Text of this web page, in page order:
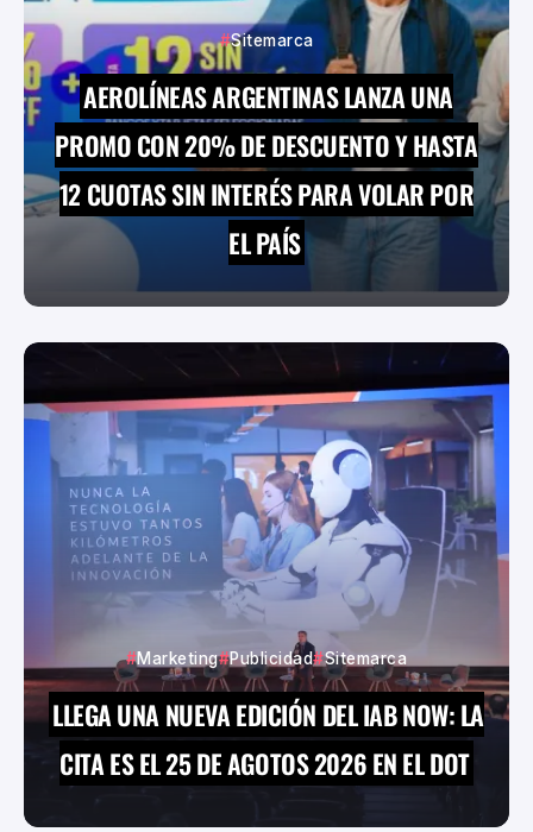
Sitemarca
AEROLÍNEAS ARGENTINAS LANZA UNA
PROMO CON 20% DE DESCUENTO Y HASTA
12 CUOTAS SIN INTERÉS PARA VOLAR POR
EL PAÍS
Marketing Publicidad Sitemarca
LLEGA UNA NUEVA EDICIÓN DEL IAB NOW: LA
CITA ES EL 25 DE AGOTOS 2026 EN EL DOT